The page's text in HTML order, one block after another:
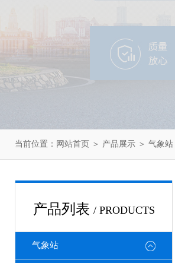
当前位置： 网站首页 ＞ 产品展示 ＞ 气象站
产品列表 / PRODUCTS
气象站